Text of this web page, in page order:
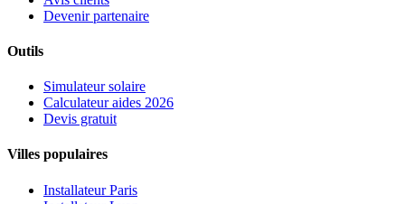
Devenir partenaire
Outils
Simulateur solaire
Calculateur aides 2026
Devis gratuit
Villes populaires
Installateur Paris